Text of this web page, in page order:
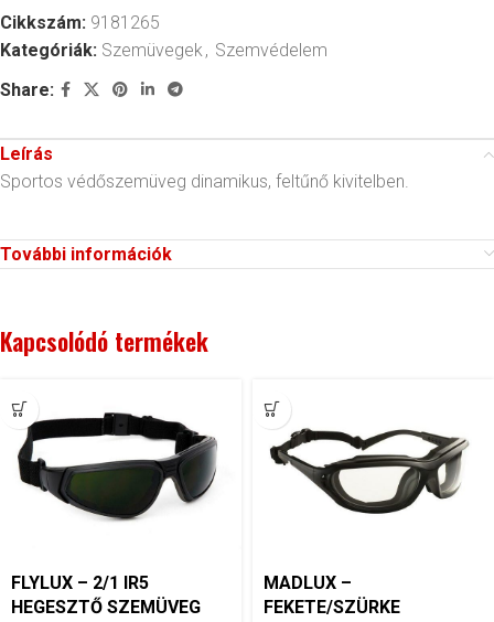
Cikkszám: 9181265
Kategóriák: Szemüvegek, Szemvédelem
Share:
Leírás
Sportos védőszemüveg dinamikus, feltűnő kivitelben.
További információk
Kapcsolódó termékek
FLYLUX – 2/1 IR5
HEGESZTŐ SZEMÜVEG
MADLUX –
FEKETE/SZÜRKE